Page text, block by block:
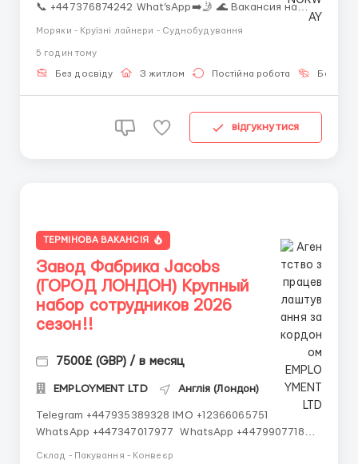
📞 +447376874242 What’sApp➡️🤳 🌊 Вакансия на
📧 turnkey.recruitment.as@gmail.com 📧 EMAIL ➡️🤳
Высокий доход • Международный опыт • Надёжные
Моряки - Круїзні лайнери - Суднобудування
5 годин тому
Без досвіду З житлом Постійна робота Без
відгукнутися
ТЕРМІНОВА ВАКАНСІЯ
Завод Фабрика Jacobs
(ГОРОД ЛОНДОН) Крупный
набор сотрудников 2026
сезон!!
7500£ (GBP) / в месяц
EMPLOYMENT LTD Англія (Лондон)
Telegram +447935389328 IMO +12366065751
WhatsApp +447347017977 WhatsApp +447990771872
Склад - Пакування - Конвеєр